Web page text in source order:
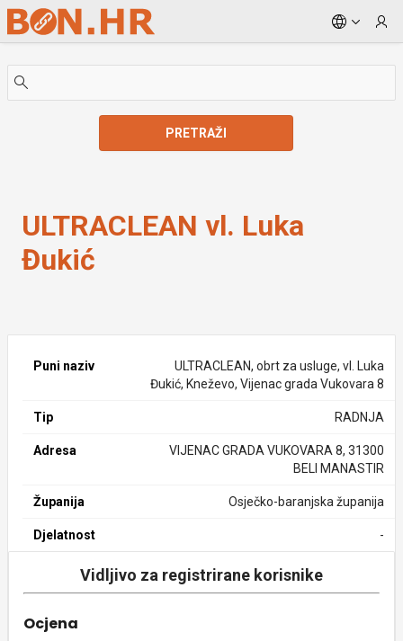
Skip to Main Content
PRETRAŽI
ULTRACLEAN vl. Luka
Đukić
Puni naziv
ULTRACLEAN, obrt za usluge, vl. Luka
Đukić, Kneževo, Vijenac grada Vukovara 8
Tip RADNJA
Adresa
VIJENAC GRADA VUKOVARA 8, 31300
BELI MANASTIR
Županija Osječko-baranjska županija
Djelatnost -
Vidljivo za registrirane korisnike
Ocjena